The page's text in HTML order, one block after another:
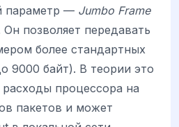
параметр — Jumbo Frame
Он позволяет передавать
более стандартных
9000 байт). В теории это
процессора на
пакетов и может